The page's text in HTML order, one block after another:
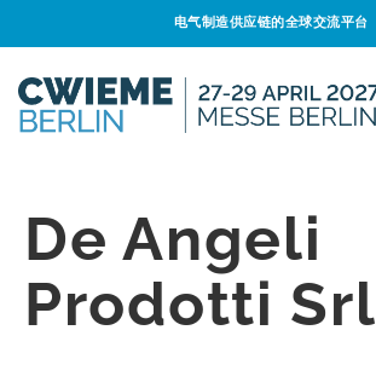
电气制造供应链的全球交流平台
De Angeli
Prodotti Srl